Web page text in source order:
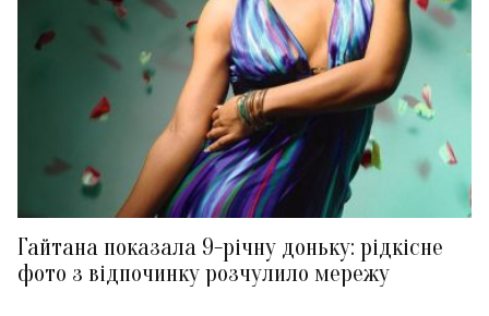
Гайтана показала 9-річну доньку: рідкісне
фото з відпочинку розчулило мережу